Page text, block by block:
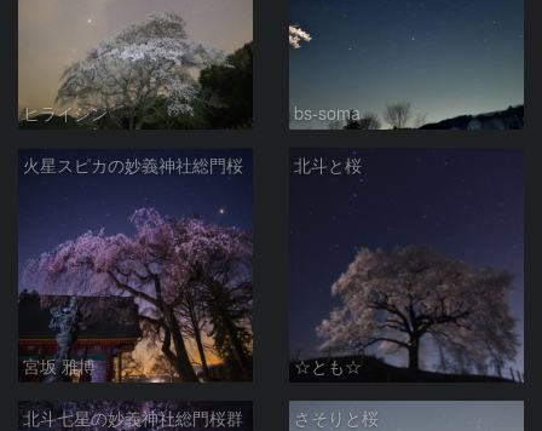
ヒライシン bs-soma
火星スピカの妙義神社総門桜
宮坂 雅博
北斗と桜
☆とも☆
北斗七星の妙義神社総門桜群 さそりと桜